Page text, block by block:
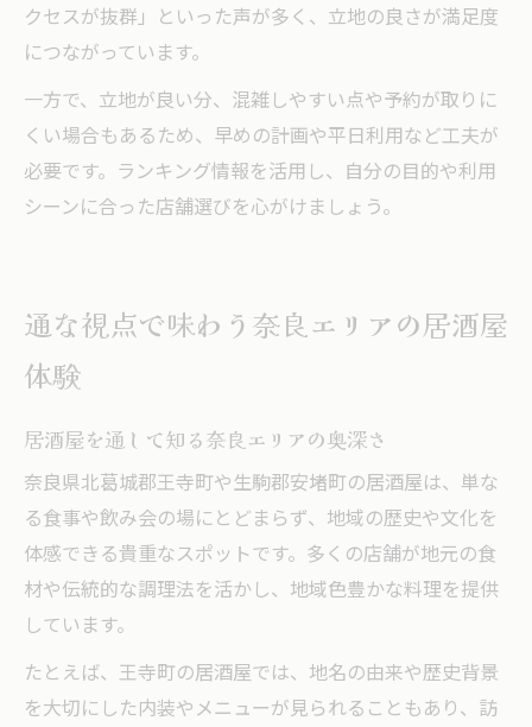
クセスが抜群」といった声が多く、立地の良さが満足度
につながっています。
一方で、立地が良い分、混雑しやすい点や予約が取りに
くい場合もあるため、早めの計画や平日利用など工夫が
必要です。ランキング情報を活用し、自分の目的や利用
シーンに合った店舗選びを心がけましょう。
通な視点で味わう奈良エリアの居酒屋
体験
居酒屋を通して知る奈良エリアの奥深さ
奈良県北葛城郡王寺町や生駒郡安堵町の居酒屋は、単な
る食事や飲み会の場にとどまらず、地域の歴史や文化を
体感できる貴重なスポットです。多くの店舗が地元の食
材や伝統的な調理法を活かし、地域色豊かな料理を提供
しています。
たとえば、王寺町の居酒屋では、地名の由来や歴史背景
を大切にした内装やメニューが見られることもあり、訪